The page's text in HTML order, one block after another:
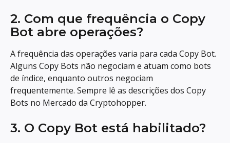
2. Com que frequência o Copy
Bot abre operações?
A frequência das operações varia para cada Copy Bot.
Alguns Copy Bots não negociam e atuam como bots
de índice, enquanto outros negociam
frequentemente. Sempre lê as descrições dos Copy
Bots no Mercado da Cryptohopper.
3. O Copy Bot está habilitado?